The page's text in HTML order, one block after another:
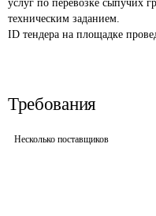
услуг по перевозке сыпучих
техническим заданием.
ID тендера на площадке
Требования
Несколько поставщиков